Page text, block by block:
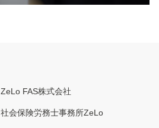
ZeLo FAS株式会社
社会保険労務士事務所ZeLo